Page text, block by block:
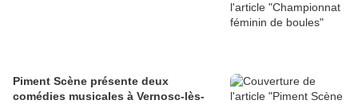
Piment Scène présente deux
comédies musicales à Vernosc-lès-